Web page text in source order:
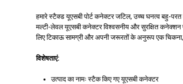
हमारे स्टैक्ड यूएसबी पोर्ट कनेक्टर जटिल, उच्च घनत्व बहु-
मल्टी-लेवल यूएसबी कनेक्टर विश्वसनीय और सुरक्षित कनेक्शन
लिए टिकाऊ सामग्री और अपनी जरूरतों के अनुरूप एक
विशेषताएं:
उत्पाद का नामः स्टैक किए गए यूएसबी कनेक्टर